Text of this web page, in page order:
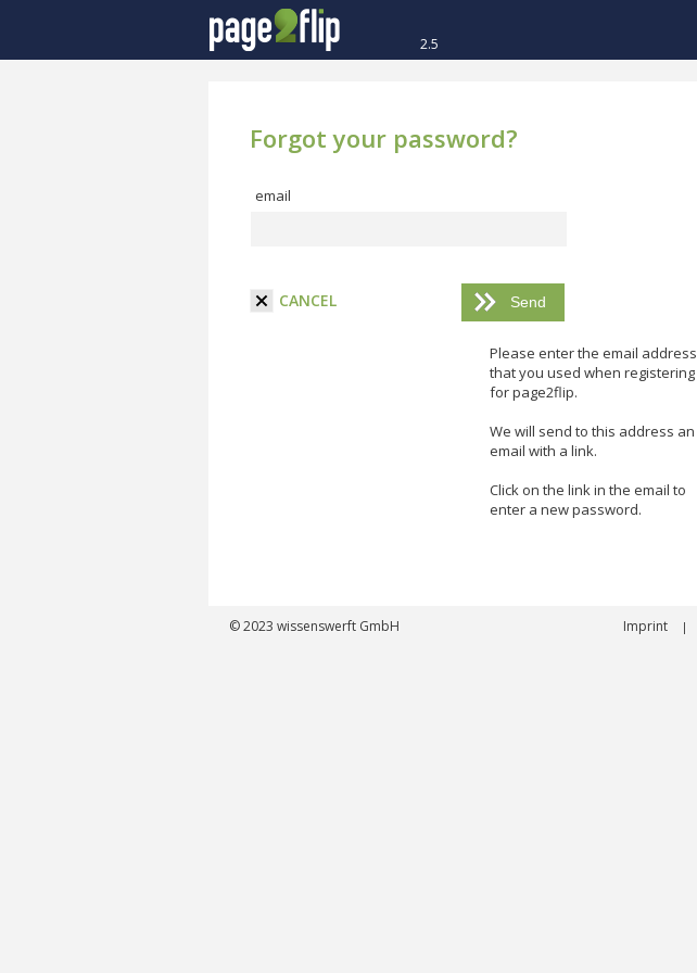
2.5
Forgot your password?
email
CANCEL
Please enter the email address
that you used when registering
for page2flip.
We will send to this address an
email with a link.
Click on the link in the email to
enter a new password.
Imprint |
© 2023 wissenswerft GmbH